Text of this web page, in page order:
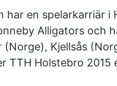
har en spelarkarriär i
Alligators och
(Norge), Kjellsås
TTH Holstebro 2015